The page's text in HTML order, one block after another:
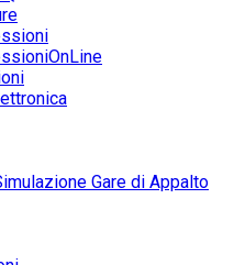
Gare di Appalto